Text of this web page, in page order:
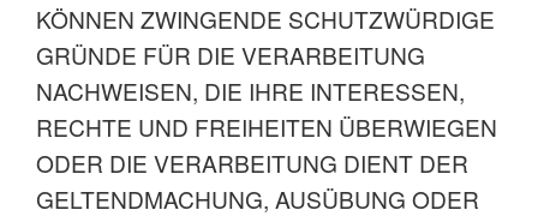
KÖNNEN ZWINGENDE SCHUTZWÜRDIGE
GRÜNDE FÜR DIE VERARBEITUNG
NACHWEISEN, DIE IHRE INTERESSEN,
RECHTE UND FREIHEITEN ÜBERWIEGEN
ODER DIE VERARBEITUNG DIENT DER
GELTENDMACHUNG, AUSÜBUNG ODER